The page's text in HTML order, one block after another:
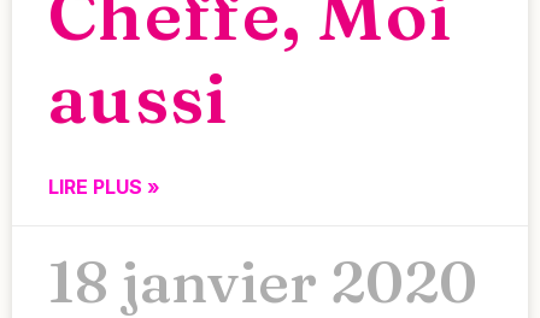
aussi
LIRE PLUS »
18 janvier 2020